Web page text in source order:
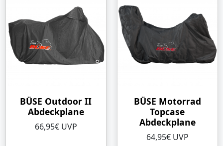
BÜSE Outdoor II
Abdeckplane
66,95€ UVP
BÜSE Motorrad
Topcase
Abdeckplane
64,95€ UVP